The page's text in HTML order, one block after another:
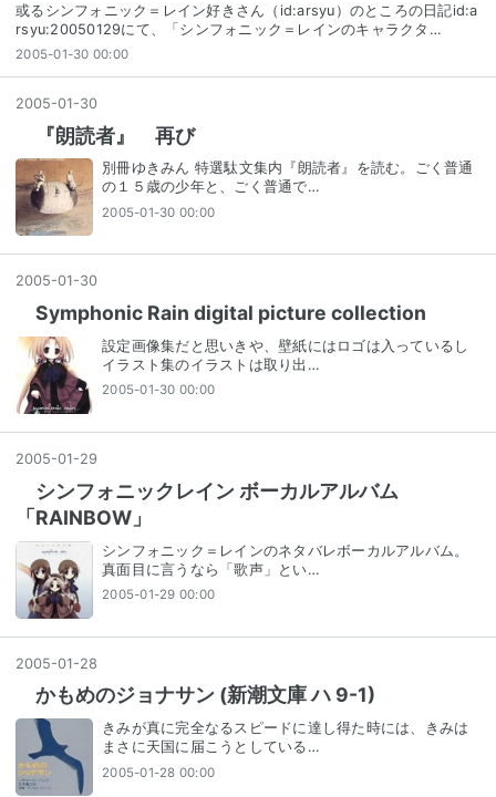
或るシンフォニック＝レイン好きさん（id:arsyu）のところの日記id:a
rsyu:20050129にて、「シンフォニック＝レインのキャラクタ…
2005-01-30 00:00
2005-01 -30
『朗読者』 再び
別冊ゆきみん 特選駄文集内『朗読者』を読む。ごく普通
の１５歳の少年と、ごく普通で…
2005-01-30 00:00
2005-01 -30
Symphonic Rain digital picture collection
設定画像集だと思いきや、壁紙にはロゴは入っているし
イラスト集のイラストは取り出…
2005-01-30 00:00
2005-01 -29
シンフォニックレイン ボーカルアルバム
「RAINBOW」
シンフォニック＝レインのネタバレボーカルアルバム。
真面目に言うなら「歌声」とい…
2005-01-29 00:00
2005-01-28
かもめのジョナサン (新潮文庫 ハ 9-1)
きみが真に完全なるスピードに達し得た時には、きみは
まさに天国に届こうとしている…
2005-01-28 00:00